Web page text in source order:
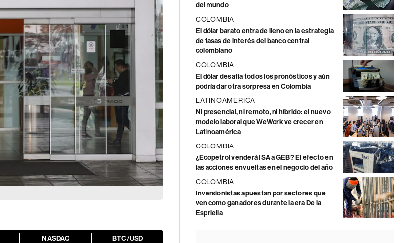
NASDAQ BTC/USD
del mundo
COLOMBIA
El dólar barato entra de lleno en la estrategia
de tasas de interés del banco central
colombiano
COLOMBIA
El dólar desafía todos los pronósticos y aún
podría dar otra sorpresa en Colombia
LATINOAMÉRICA
Ni presencial, ni remoto, ni híbrido: el nuevo
modelo laboral que WeWork ve crecer en
Latinoamérica
COLOMBIA
¿Ecopetrol venderá ISA a GEB? El efecto en
las acciones envueltas en el negocio del año
COLOMBIA
Inversionistas apuestan por sectores que
ven como ganadores durante la era De la
Espriella